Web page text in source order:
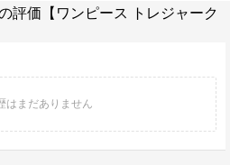
評価【ワンピース トレジャーク